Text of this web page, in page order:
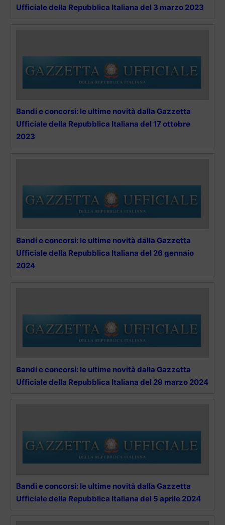
Ufficiale della Repubblica Italiana del 3 marzo 2023
Bandi e concorsi: le ultime novità dalla Gazzetta
Ufficiale della Repubblica Italiana del 17 ottobre
2023
Bandi e concorsi: le ultime novità dalla Gazzetta
Ufficiale della Repubblica Italiana del 26 gennaio
2024
Bandi e concorsi: le ultime novità dalla Gazzetta
Ufficiale della Repubblica Italiana del 29 marzo 2024
Bandi e concorsi: le ultime novità dalla Gazzetta
Ufficiale della Repubblica Italiana del 5 aprile 2024